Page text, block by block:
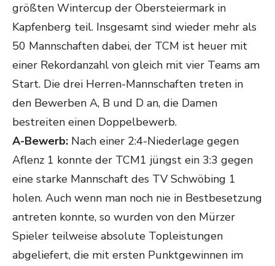
größten Wintercup der Obersteiermark in
Kapfenberg teil. Insgesamt sind wieder mehr als
50 Mannschaften dabei, der TCM ist heuer mit
einer Rekordanzahl von gleich mit vier Teams am
Start. Die drei Herren-Mannschaften treten in
den Bewerben A, B und D an, die Damen
bestreiten einen Doppelbewerb.
A-Bewerb: Nach einer 2:4-Niederlage gegen
Aflenz 1 konnte der TCM1 jüngst ein 3:3 gegen
eine starke Mannschaft des TV Schwöbing 1
holen. Auch wenn man noch nie in Bestbesetzung
antreten konnte, so wurden von den Mürzer
Spieler teilweise absolute Topleistungen
abgeliefert, die mit ersten Punktgewinnen im